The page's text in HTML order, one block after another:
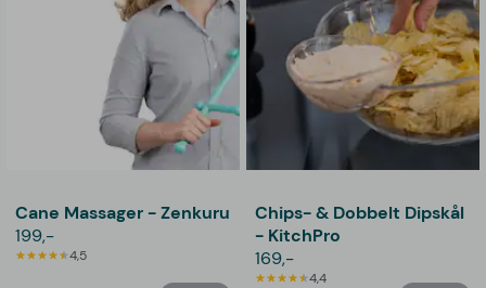
Cane Massager - Zenkuru
199,-
4,5
Chips- & Dobbelt Dipskål
- KitchPro
169,-
4,4